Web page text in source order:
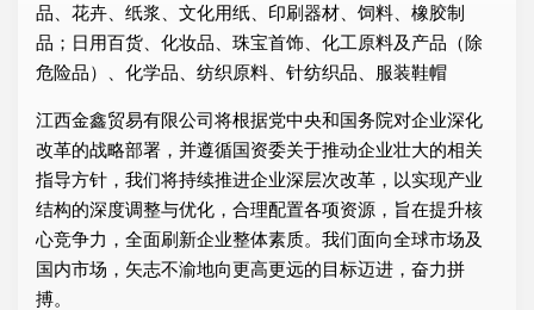
品、花卉、纸浆、文化用纸、印刷器材、饲料、橡胶制
品；日用百货、化妆品、珠宝首饰、化工原料及产品（除
危险品）、化学品、纺织原料、针纺织品、服装鞋帽
江西金鑫贸易有限公司将根据党中央和国务院对企业深化
改革的战略部署，并遵循国资委关于推动企业壮大的相关
指导方针，我们将持续推进企业深层次改革，以实现产业
结构的深度调整与优化，合理配置各项资源，旨在提升核
心竞争力，全面刷新企业整体素质。我们面向全球市场及
国内市场，矢志不渝地向更高更远的目标迈进，奋力拼
搏。